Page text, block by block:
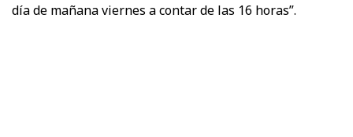
día de mañana viernes a contar de las 16 horas”.